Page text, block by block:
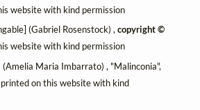
website with kind permission
(Gabriel Rosenstock) ,copyright ©
website with kind permission
(Amelia Maria Imbarrato) , "Malinconia",
on this website with kind